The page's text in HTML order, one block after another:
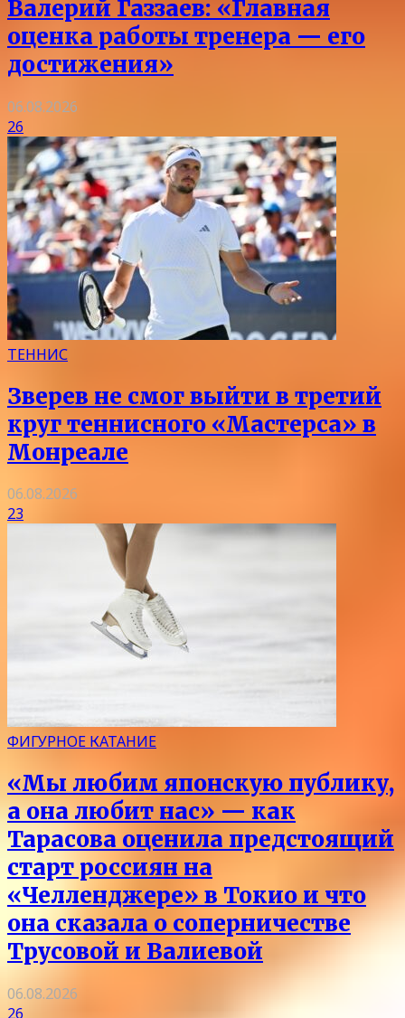
Валерий Газзаев: «Главная
оценка работы тренера — его
достижения»
06.08.2026
26
ТЕННИС
Зверев не смог выйти в третий
круг теннисного «Мастерса» в
Монреале
06.08.2026
23
ФИГУРНОЕ КАТАНИЕ
«Мы любим японскую публику,
а она любит нас» — как
Тарасова оценила предстоящий
старт россиян на
«Челленджере» в Токио и что
она сказала о соперничестве
Трусовой и Валиевой
06.08.2026
26